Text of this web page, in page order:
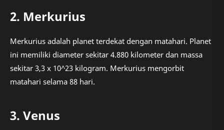
2. Merkurius
Merkurius adalah planet terdekat dengan matahari. Planet
ini memiliki diameter sekitar 4.880 kilometer dan massa
sekitar 3,3 x 10^23 kilogram. Merkurius mengorbit
matahari selama 88 hari.
3. Venus